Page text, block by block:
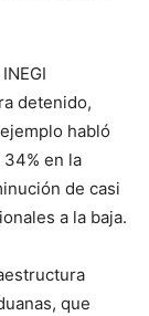
detenido,
habló
en la
de casi
a la baja.
que